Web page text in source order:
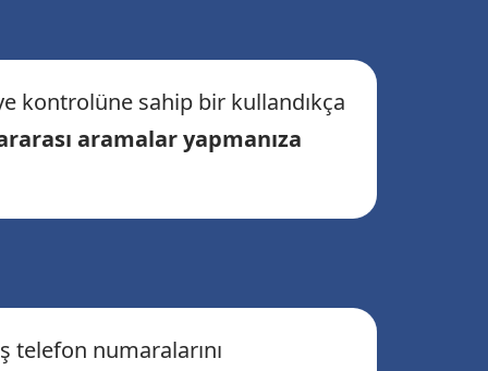
kontrolüne sahip bir kullandıkça
aramalar yapmanıza
telefon numaralarını